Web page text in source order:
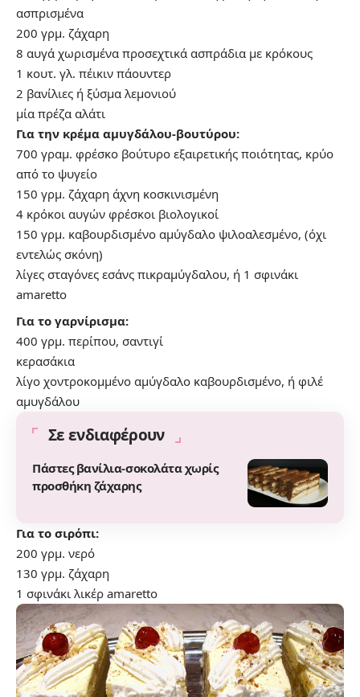
ασπρισμένα
200 γρμ. ζάχαρη
8 αυγά χωρισμένα προσεχτικά ασπράδια με κρόκους
1 κουτ. γλ. πέικιν πάουντερ
2 βανίλιες ή ξύσμα λεμoνιoύ
μία πρέζα αλάτι
Για την κρέμα αμυγδάλου-βουτύρου:
700 γραμ. φρέσκο βούτυρο εξαιρετικής ποιότητας, κρύο
από το ψυγείο
150 γρμ. ζάχαρη άχνη κοσκινισμένη
4 κρόκοι αυγών φρέσκοι βιολογικοί
150 γρμ. καβουρδισμένο αμύγδαλο ψιλοαλεσμένο, (όχι
εντελώς σκόνη)
λίγες σταγόνες εσάνς πικραμύγδαλου, ή 1 σφινάκι
amaretto
Για το γαρνίρισμα:
400 γρμ. περίπου, σαντιγί
κερασάκια
λίγο χοντροκομμένο αμύγδαλο καβουρδισμένο, ή φιλέ
αμυγδάλου
Σε ενδιαφέρουν
Πάστες βανίλια-σοκολάτα χωρίς
προσθήκη ζάχαρης
Για το σιρόπι:
200 γρμ. νερό
130 γρμ. ζάχαρη
1 σφινάκι λικέρ amaretto